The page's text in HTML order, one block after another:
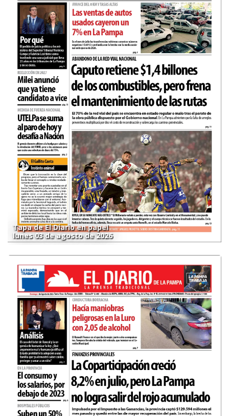
Tapa de El Diario en papel
lunes 03 de agosto de 2026